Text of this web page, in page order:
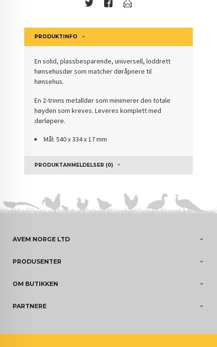
PRODUKTINFO
En solid, plassbesparende, universell, loddrett
hønsehusdør som matcher døråpnere til
hønsehus.
En 2-trinns metalldør som minimerer den totale
høyden som kreves. Leveres komplett med
dørløpere.
Mål: 540 x 334 x 17 mm
PRODUKTANMELDELSER (0)
AVEM NORGE LTD
PRODUSENTER
OM BUTIKKEN
PARTNERE